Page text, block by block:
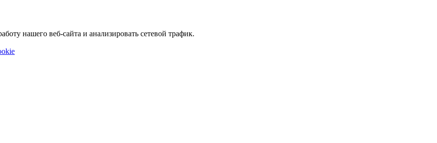
нашего веб-сайта и анализировать сетевой трафик.